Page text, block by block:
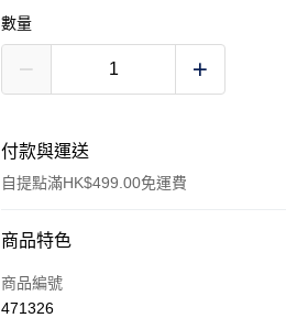
數量
付款與運送
自提點滿HK$499.00免運費
付款方式
信用卡
商品特色
商品編號
471326